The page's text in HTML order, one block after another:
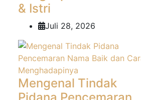
& Istri
Juli 28, 2026
Mengenal Tindak
Pidana Pencemaran